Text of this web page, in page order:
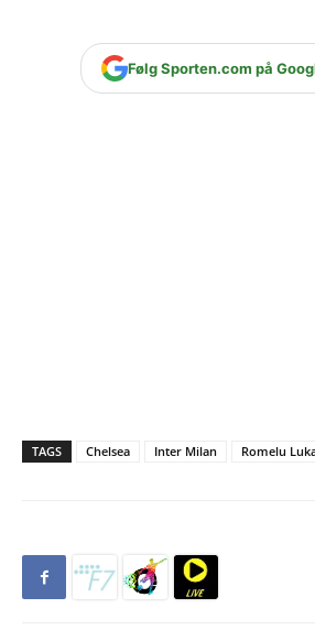
Følg Sporten.com på
TAGS Chelsea Inter Milan Romelu